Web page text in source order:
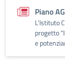
Piano
L’Istituto
progetto
e